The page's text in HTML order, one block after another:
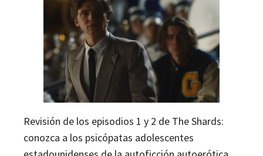
Revisión de los episodios 1 y 2 de The Shards:
conozca a los psicópatas adolescentes